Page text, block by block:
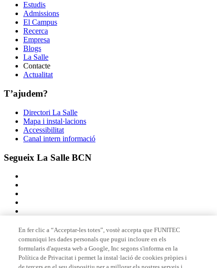
Estudis
Admissions
El Campus
Recerca
Empresa
Blogs
La Salle
Contacte
Actualitat
T’ajudem?
Directori La Salle
Mapa i instal·lacions
Accessibilitat
Canal intern informació
Segueix La Salle BCN
Membre de
En fer clic a “Acceptar-les totes”, vostè accepta que FUNITEC
comuniqui les dades personals que pugui incloure en els
formularis d'aquesta web a Google, Inc segons s'informa en la
Política de Privacitat i permet la instal·lació de cookies pròpies i